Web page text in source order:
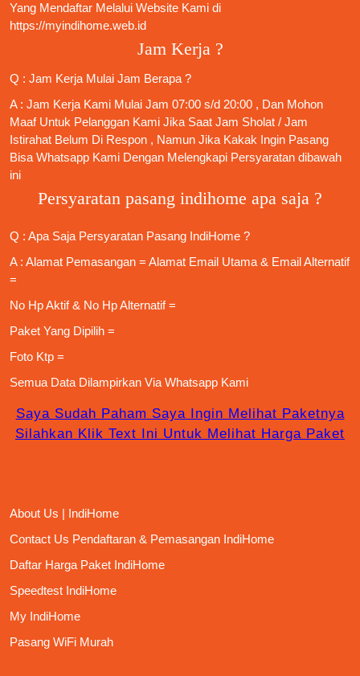
Yang Mendaftar Melalui Website Kami di
https://myindihome.web.id
Jam Kerja ?
Q : Jam Kerja Mulai Jam Berapa ?
A : Jam Kerja Kami Mulai Jam 07:00 s/d 20:00 , Dan Mohon
Maaf Untuk Pelanggan Kami Jika Saat Jam Sholat / Jam
Istirahat Belum Di Respon , Namun Jika Kakak Ingin Pasang
Bisa Whatsapp Kami Dengan Melengkapi Persyaratan dibawah
ini
Persyaratan pasang indihome apa saja ?
Q : Apa Saja Persyaratan Pasang IndiHome ?
A : Alamat Pemasangan = Alamat Email Utama & Email Alternatif
=
No Hp Aktif & No Hp Alternatif =
Paket Yang Dipilih =
Foto Ktp =
Semua Data Dilampirkan Via Whatsapp Kami
Saya Sudah Paham Saya Ingin Melihat Paketnya
Silahkan Klik Text Ini Untuk Melihat Harga Paket
About Us | IndiHome
Contact Us Pendaftaran & Pemasangan IndiHome
Daftar Harga Paket IndiHome
Speedtest IndiHome
My IndiHome
Pasang WiFi Murah